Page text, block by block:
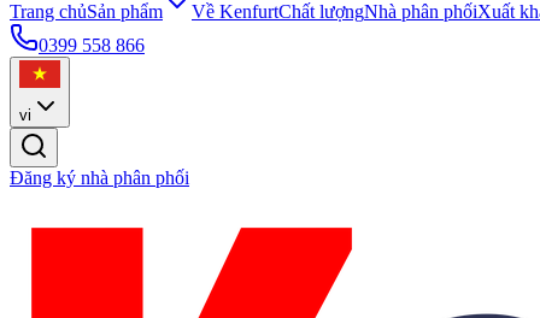
Trang chủSản phẩm Về KenfurtChất lượngNhà phân phốiXuất
0399 558 866
vi
Đăng ký nhà phân phối